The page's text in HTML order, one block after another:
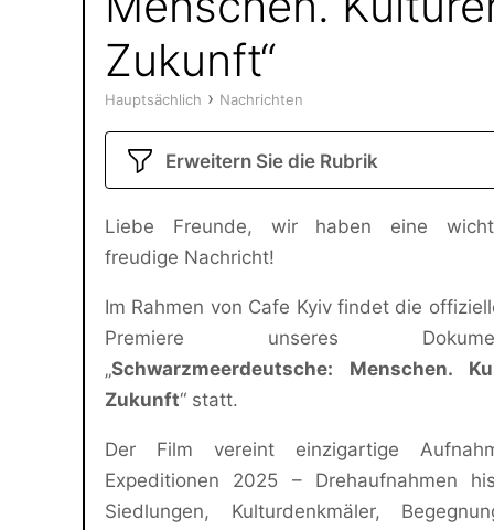
Zukunft“
Hauptsächlich › Nachrichten
Erweitern Sie die Rubrik
Liebe Freunde, wir haben eine
freudige Nachricht!
Im Rahmen von Cafe Kyiv findet die
Premiere unseres
„Schwarzmeerdeutsche: Menschen.
Zukunft“ statt.
Der Film vereint einzigartige
Expeditionen 2025 – Drehaufnahmen
Siedlungen, Kulturdenkmäler,